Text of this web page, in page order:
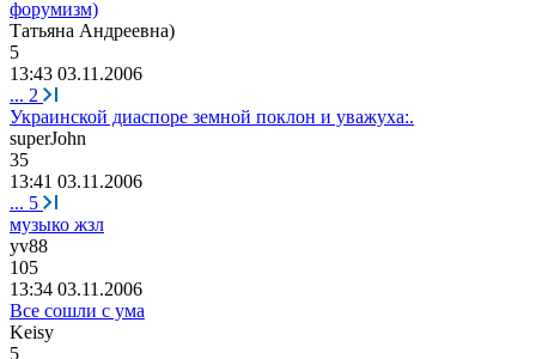
форумизм)
Татьяна Андреевна)
5
13:43 03.11.2006
... 2
Украинской диаспоре земной поклон и уважуха:.
superJohn
35
13:41 03.11.2006
... 5
музыко жзл
yv88
105
13:34 03.11.2006
Все сошли с ума
Keisy
5